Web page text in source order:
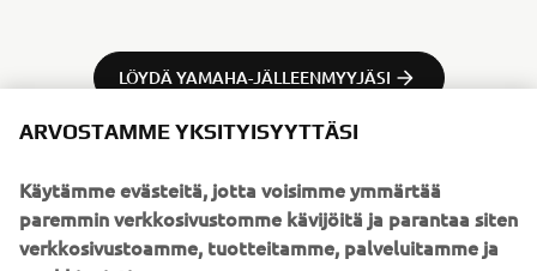
LÖYDÄ YAMAHA-JÄLLEENMYYJÄSI
* Kertaluoton rahoitusesimerkki: Yamaha, hinta 14 150,00 € (sis. toim.
kulut), käsiraha 2 000,00 €, sopimusaika 60 kk, kuukausierä 158,47 €,
ARVOSTAMME YKSITYISYYTTÄSI
Käytämme evästeitä, jotta voisimme ymmärtää
paremmin verkkosivustomme kävijöitä ja parantaa siten
verkkosivustoamme, tuotteitamme, palveluitamme ja